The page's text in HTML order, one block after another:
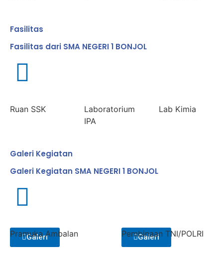
Fasilitas
Fasilitas dari SMA NEGERI 1 BONJOL
Ruan SSK
Laboratorium
IPA
Lab Kimia
Galeri Kegiatan
Galeri Kegiatan SMA NEGERI 1 BONJOL
Galeri
Pramuka Ambalan Galeri
Pembinaan TNI/POLRI